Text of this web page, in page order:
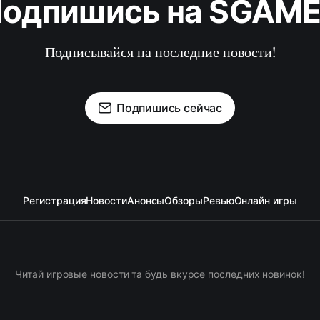
на
Подписывайся на последние новости!
Подпишись сейчас
РегистрацияНовостиАнонсыОбзорыРевьюОнлайн игры
Читай игровые новости та будь вкурсе последних новинок!